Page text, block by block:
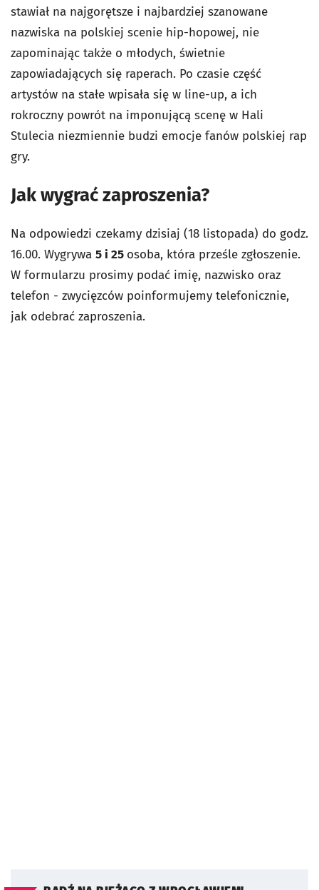
stawiał na najgorętsze i najbardziej szanowane
nazwiska na polskiej scenie hip-hopowej, nie
zapominając także o młodych, świetnie
zapowiadających się raperach. Po czasie część
artystów na stałe wpisała się w line-up, a ich
rokroczny powrót na imponującą scenę w Hali
Stulecia niezmiennie budzi emocje fanów polskiej rap
gry.
Jak wygrać zaproszenia?
Na odpowiedzi czekamy dzisiaj (18 listopada) do godz.
16.00. Wygrywa 5 i 25 osoba, która prześle zgłoszenie.
W formularzu prosimy podać imię, nazwisko oraz
telefon - zwycięzców poinformujemy telefonicznie,
jak odebrać zaproszenia.